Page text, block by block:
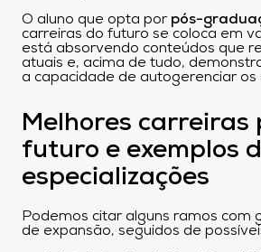
O aluno que opta por pós-
carreiras do futuro se coloca em
está absorvendo conteúdos que
atuais e, acima de tudo,
a capacidade de autogerenciar os
Melhores carreiras
futuro e exemplos
especializações
Podemos citar alguns ramos com
de expansão, seguidos de